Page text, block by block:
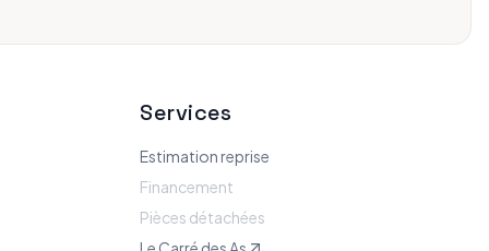
Services
Estimation reprise
Financement
Pièces détachées